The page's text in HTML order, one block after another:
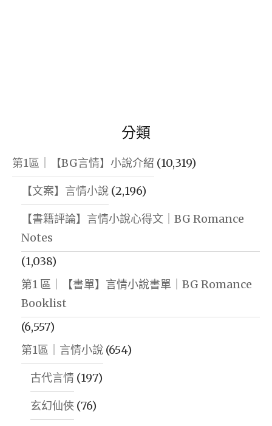
分類
第1區｜【BG言情】小說介紹 (10,319)
【文案】言情小說 (2,196)
【書籍評論】言情小說心得文｜BG Romance
Notes
(1,038)
第1 區｜【書單】言情小說書單｜BG Romance
Booklist
(6,557)
第1區｜言情小說 (654)
古代言情 (197)
玄幻仙俠 (76)